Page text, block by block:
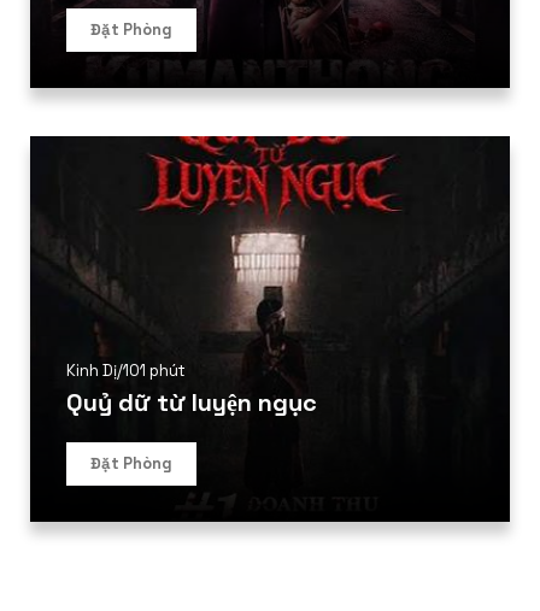
Đặt Phòng
Kinh Dị/101 phút
Quỷ dữ từ luyện ngục
Đặt Phòng